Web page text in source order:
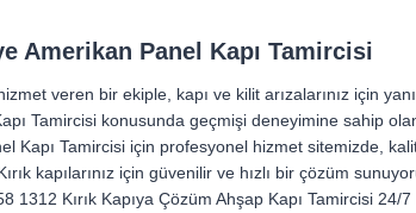
Amerikan Panel Kapı Tamircisi
veren bir ekiple, kapı ve kilit arızalarınız için
Tamircisi konusunda geçmişi deneyimine sahip
Kapı Tamircisi için profesyonel hizmet sitemizde,
kapılarınız için güvenilir ve hızlı bir çözüm
1312 Kırık Kapıya Çözüm Ahşap Kapı Tamircisi 24/